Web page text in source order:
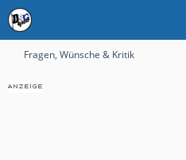
Fragen, Wünsche & Kritik